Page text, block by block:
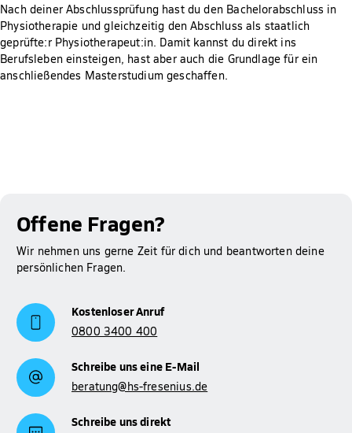
Nach deiner Abschlussprüfung hast du den Bachelorabschluss in
Physiotherapie und gleichzeitig den Abschluss als staatlich
geprüfte:r Physiotherapeut:in. Damit kannst du direkt ins
Berufsleben einsteigen, hast aber auch die Grundlage für ein
anschließendes Masterstudium geschaffen.
Offene Fragen?
Wir nehmen uns gerne Zeit für dich und beantworten deine
persönlichen Fragen.
Kostenloser Anruf
0800 3400 400
Schreibe uns eine E-Mail
beratung@hs-fresenius.de
Schreibe uns direkt